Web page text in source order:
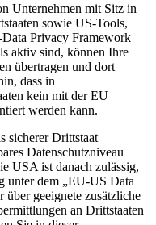
Unternehmen mit Sitz in
sowie US-Tools,
Privacy Framework
aktiv sind, können Ihre
übertragen und dort
dass in
kein mit der EU
werden kann.
sicherer Drittstaat
Datenschutzniveau
USA ist danach zulässig,
unter dem „EU-US Data
geeignete zusätzliche
an Drittstaaten